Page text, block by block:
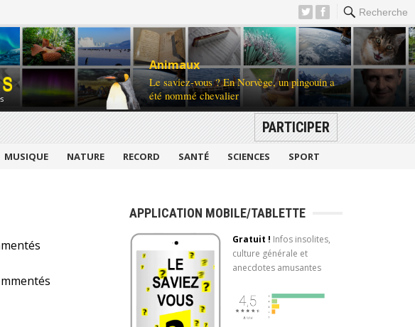
Recherche
Animaux
Le saviez-vous ? En Norvège, un pingouin a
été nommé chevalier
PARTICIPER
MUSIQUE NATURE RECORD SANTÉ SCIENCES SPORT
APPLICATION MOBILE/TABLETTE
Gratuit ! Infos insolites,
culture générale et
anecdotes amusantes